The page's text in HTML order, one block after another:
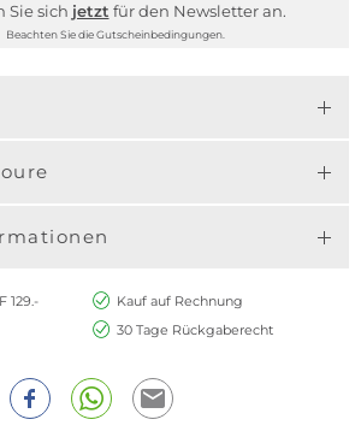
Sie sich jetzt für den Newsletter an.
Beachten Sie die Gutscheinbedingungen.
129.-
Kauf auf Rechnung
30 Tage Rückgaberecht